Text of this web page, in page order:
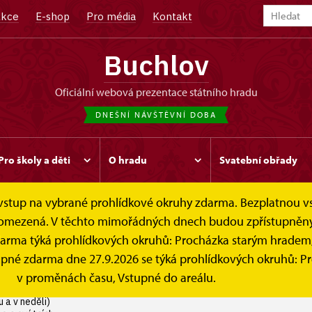
E-shop Pro média Kontakt
Buchlov
oficiální webová prezentace státního hradu
DNEŠNÍ NÁVŠTĚVNÍ DOBA
školy a děti O hradu Svatební obřady
na vybrané prohlídkové okruhy zdarma. Bezplatnou
V těchto mimořádných dnech budou
týká prohlídkových okruhů: Procházka starým
zdarma dne 27.9.2026 se týká prohlídkových okruhů:
v proměnách času, Vstupné do areálu.
Návštěvní doba
a v neděli)